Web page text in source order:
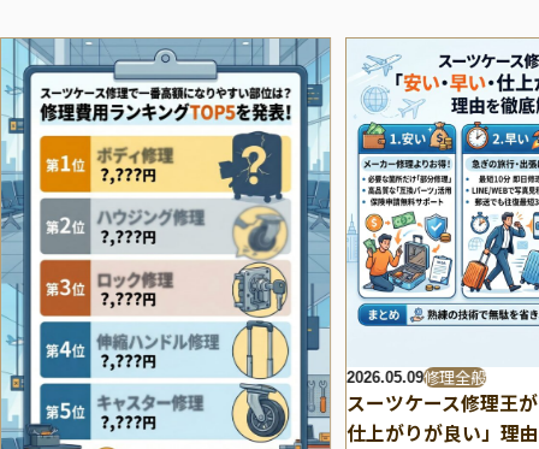
2026.05.09修理全般
スーツケース修理王
仕上がりが良い」理